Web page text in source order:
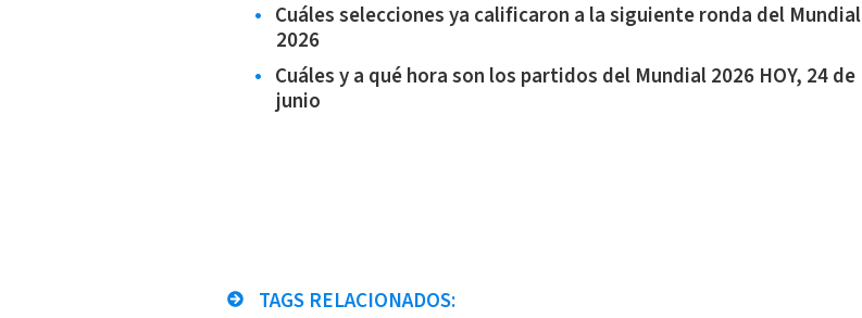
Cuáles selecciones ya calificaron a la siguiente ronda del Mundial
2026
Cuáles y a qué hora son los partidos del Mundial 2026 HOY, 24 de
junio
TAGS RELACIONADOS: